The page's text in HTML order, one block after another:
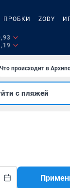
ПРОБКИ ZODY
Что происходит в
с пляжей